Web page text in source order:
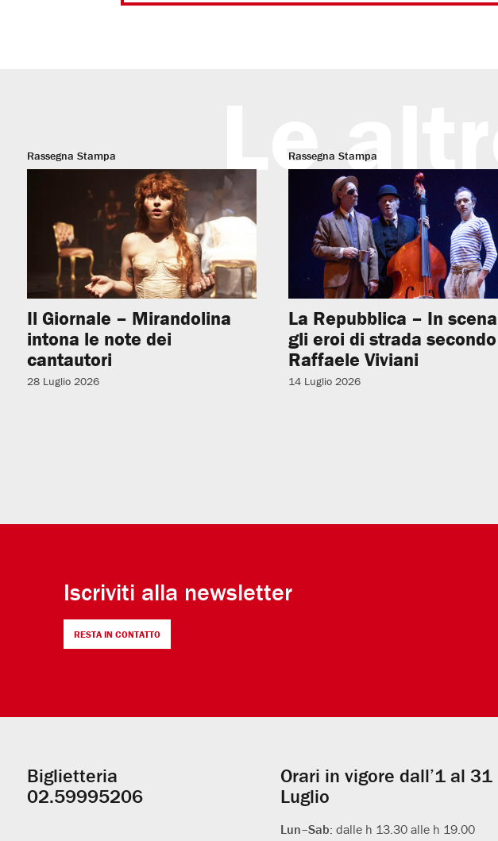
Le
Rassegna Stampa
Il Giornale – Mirandolina
intona le note dei
cantautori
28 Luglio 2026
Rassegna Stampa
La Repubblica – In scena
gli eroi di strada secondo
Raffaele Viviani
14 Luglio 2026
Iscriviti alla newsletter
RESTA IN CONTATTO
Informazioni
utili
Biglietteria
02.59995206
Orari in vigore dall’1 al 31
Luglio
Lun–Sab: dalle h 13.30 alle h 19.00